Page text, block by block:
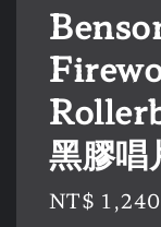
黑膠唱
Regular
NT$ 1,240